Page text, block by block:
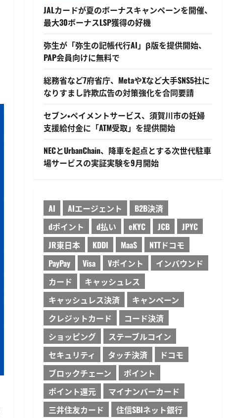
JALカードが夏のボーナスキャンペーンを開催、
最大30ボーナスLSP獲得の好機
弥生が「弥生の記帳代行AI」β版を提供開始、
PAP会員向けに無料で
総務省など7府省庁、MetaやXなど大手SNS5社に
なりすまし詐欺広告の対策強化を合同要請
セブン・ペイメントサービス、須賀川市の妊婦
支援給付金に「ATM受取」を提供開始
NECとUrbanChain、降車を起点とする次世代駐車
場サービスの実証実験を9月開始
AI AIエージェント
B2B決済
dポイント
d払い eKYC JCB
JPYC
JR東日本
KDDI MaaS
NTTドコモ
PayPay
Visa Vポイント
インバウンド
カード
キャッシュレス
キャッシュレス決済
キャンペーン
クレジットカード
コード決済
ショッピング
ステーブルコイン
セキュリティ
タッチ決済
ドコモ
ブロックチェーン
ポイント
ポイント還元
マイナンバーカード
三井住友カード
住信SBIネット銀行